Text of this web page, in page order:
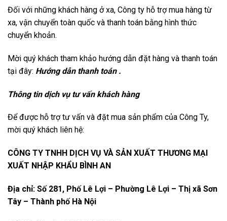
Đối với những khách hàng ở xa, Công ty hỗ trợ mua hàng từ
xa, vận chuyển toàn quốc và thanh toán bằng hình thức
chuyển khoản.
Mời quý khách tham khảo hướng dẫn đặt hàng và thanh toán
tại đây: Hướng dẫn thanh toán .
Thông tin dịch vụ tư vấn khách hàng
Để được hỗ trợ tư vấn và đặt mua sản phẩm của Công Ty,
mời quý khách liên hệ:
CÔNG TY TNHH DỊCH VỤ VÀ SẢN XUẤT THƯƠNG MẠI
XUẤT NHẬP KHẨU BÌNH AN
Địa chỉ: Số 281, Phố Lê Lợi – Phường Lê Lợi – Thị xã Sơn
Tây – Thành phố Hà Nội